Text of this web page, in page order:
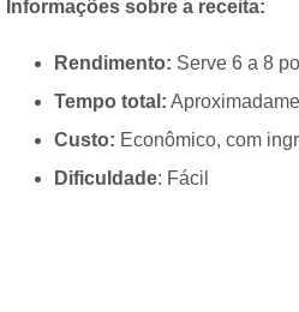
Informações sobre a receita:
Rendimento: Serve 6 a 8
Tempo total:
Custo: Econômico, com
Dificuldade: Fácil